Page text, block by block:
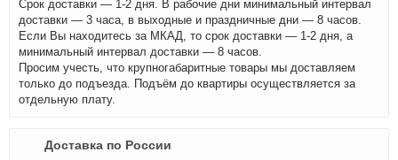
Срок доставки — 1-2 дня. В рабочие дни минимальный интервал
доставки — 3 часа, в выходные и праздничные дни — 8 часов.
Если Вы находитесь за МКАД, то срок доставки — 1-2 дня, а
минимальный интервал доставки — 8 часов.
Просим учесть, что крупногабаритные товары мы доставляем
только до подъезда. Подъём до квартиры осуществляется за
отдельную плату.
Доставка по России